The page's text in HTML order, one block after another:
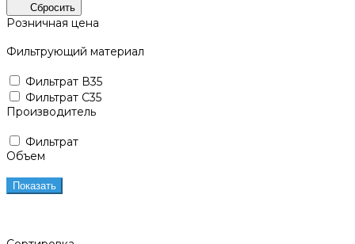
Сбросить
Розничная цена
Фильтрующий материал
Фильтрат В35
Фильтрат С35
Производитель
Фильтрат
Объем
Показать